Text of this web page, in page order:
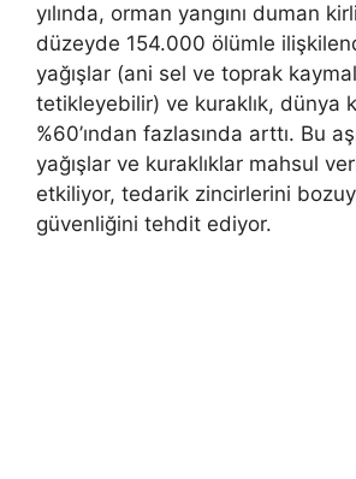
yılında, orman yangını duman
düzeyde 154.000 ölümle
yağışlar (ani sel ve toprak
tetikleyebilir) ve kuraklık, dünya
%60’ından fazlasında arttı. Bu
yağışlar ve kuraklıklar mahsul
etkiliyor, tedarik zincirlerini
güvenliğini tehdit ediyor.